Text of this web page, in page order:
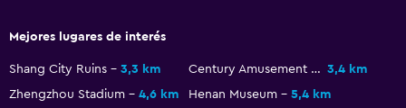
Mejores lugares de interés
Shang City Ruins 3,3 km Century Amusement Park 3,4 km
Zhengzhou Stadium
4,6 km Henan Museum
5,4 km